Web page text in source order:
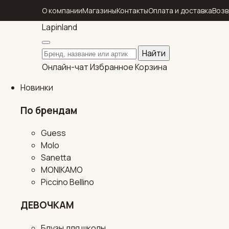
О компанииМагазиныКонтактыОплата и доставка
Lapinland
Поиск по каталогу
Найти
Онлайн-чатИзбранноеКорзина
Новинки
По брендам
Guess
Molo
Sanetta
MONIKAMO
Piccino Bellino
ДЕВОЧКАМ